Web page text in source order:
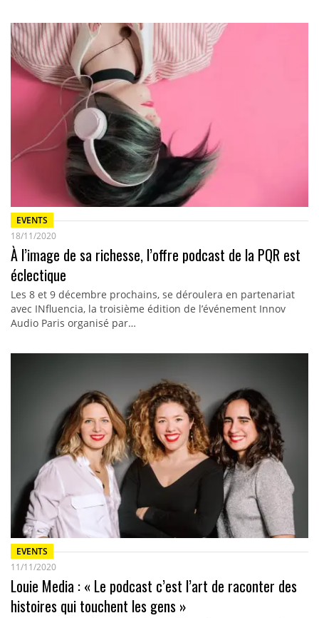
EVENTS
18/11/2020
À l’image de sa richesse, l’offre podcast de la PQR est
éclectique
Les 8 et 9 décembre prochains, se déroulera en partenariat
avec INfluencia, la troisième édition de l’événement Innov
Audio Paris organisé par…
EVENTS
11/11/2020
Louie Media : « Le podcast c’est l’art de raconter des
histoires qui touchent les gens »